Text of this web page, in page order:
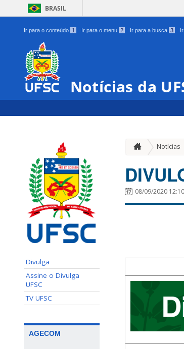
BRASIL
Ir para o conteúdo 1 Ir para o menu 2 Ir para a busca 3
Notícias da
Divulga
Assine o Divulga
UFSC
TV UFSC
AGECOM
Notícias
08/09/2020 12:10